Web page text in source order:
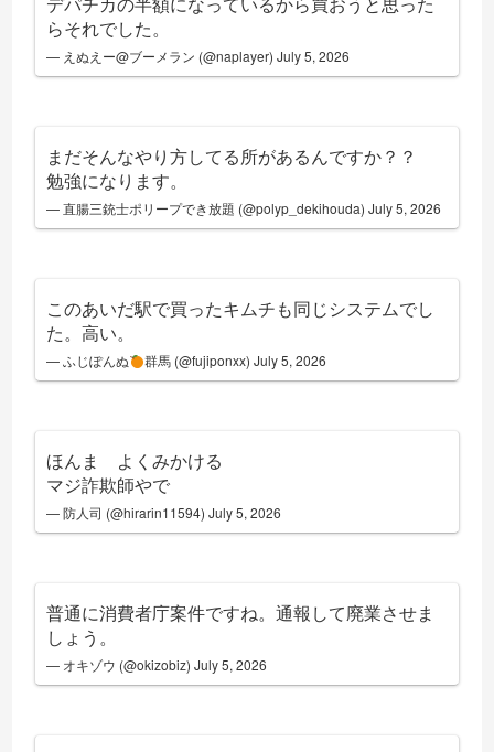
らそれでした。
— えぬえー@ブーメラン (@naplayer)July 5, 2026
まだそんなやり方してる所があるんですか？？
勉強になります。
— 直腸三銃士ポリープでき放題 (@polyp_dekihouda)July 5, 2026
このあいだ駅で買ったキムチも同じシステムでし
た。高い。
— ふじぽんぬ 群馬 (@fujiponxx) July 5, 2026
ほんま よくみかける
マジ詐欺師やで
— 防人司 (@hirarin11594)July 5, 2026
普通に消費者庁案件ですね。通報して廃業させま
しょう。
— オキゾウ (@okizobiz)July 5, 2026